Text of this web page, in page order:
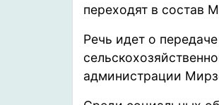
переходят в состав
Речь идет о
администрации